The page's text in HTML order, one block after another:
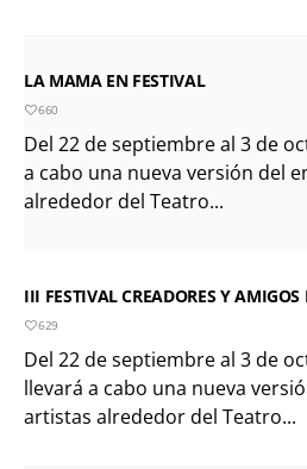
LA MAMA EN FESTIVAL
660
Del 22 de septiembre al 3 de
a cabo una nueva versión del
alrededor del Teatro...
III FESTIVAL CREADORES Y
629
Del 22 de septiembre al 3 de
llevará a cabo una nueva
artistas alrededor del Teatro...